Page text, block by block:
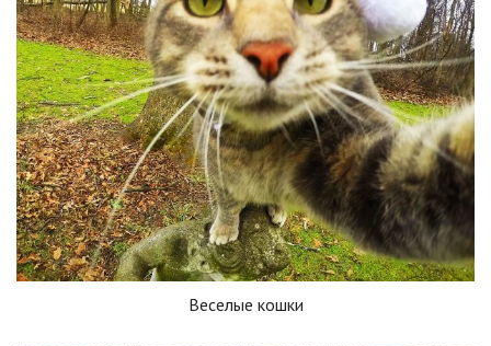
Веселые кошки